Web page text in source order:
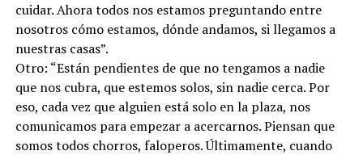
cuidar. Ahora todos nos estamos preguntando entre
nosotros cómo estamos, dónde andamos, si llegamos a
nuestras casas”.
Otro: “Están pendientes de que no tengamos a nadie
que nos cubra, que estemos solos, sin nadie cerca. Por
eso, cada vez que alguien está solo en la plaza, nos
comunicamos para empezar a acercarnos. Piensan que
somos todos chorros, faloperos. Últimamente, cuando